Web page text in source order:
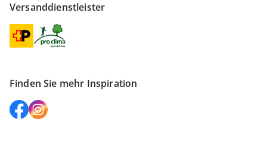
Versanddienstleister
Finden Sie mehr Inspiration